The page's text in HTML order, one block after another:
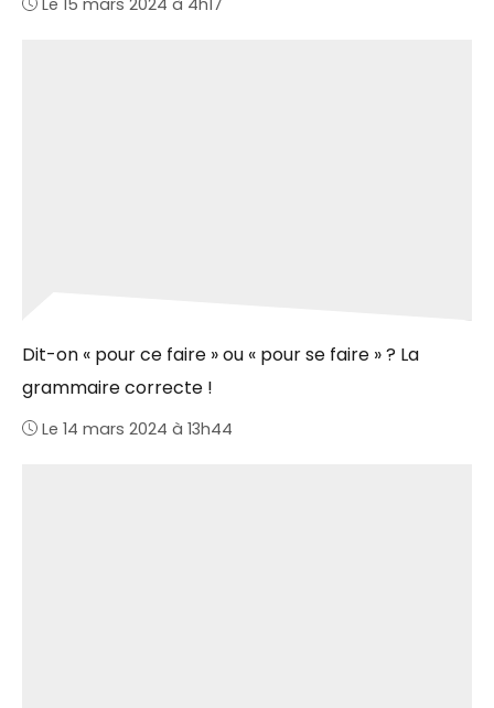
Dit-on « pour ce faire » ou « pour se faire » ? La
grammaire correcte !
Le 14 mars 2024 à 13h44